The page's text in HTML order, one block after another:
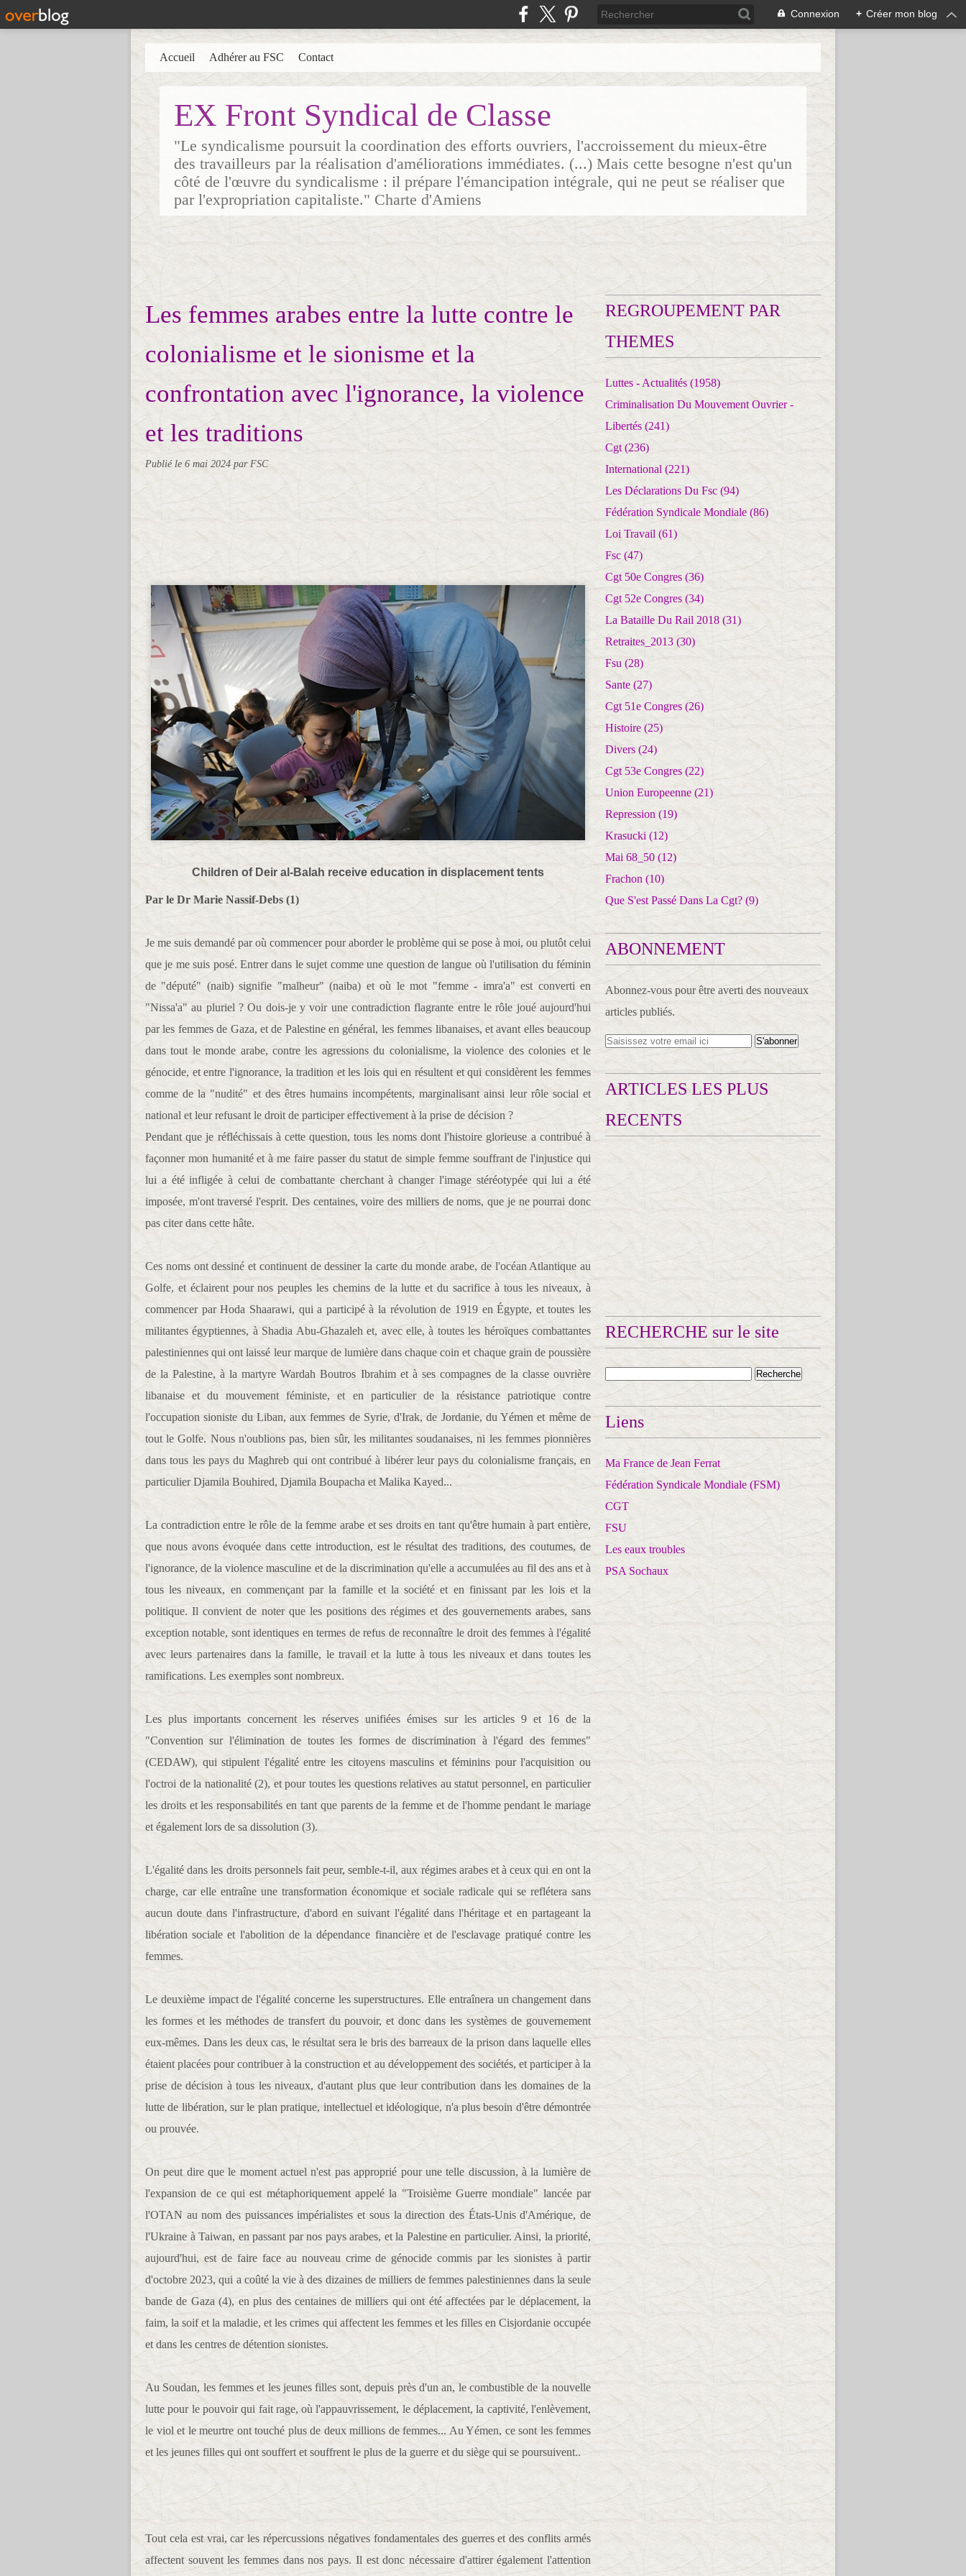
Connexion + Créer mon blog
EX Front Syndical de Classe
"Le syndicalisme poursuit la coordination des efforts ouvriers, l'accroissement du mieux-être
des travailleurs par la réalisation d'améliorations immédiates. (...) Mais cette besogne n'est qu'un
côté de l'œuvre du syndicalisme : il prépare l'émancipation intégrale, qui ne peut se réaliser que
par l'expropriation capitaliste." Charte d'Amiens
Accueil Adhérer au FSC Contact
Les femmes arabes entre la lutte contre le
colonialisme et le sionisme et la
confrontation avec l'ignorance, la violence
et les traditions
Publié le 6 mai 2024 par FSC
Children of Deir al-Balah receive education in displacement tents
Par le Dr Marie Nassif-Debs (1)
Je me suis demandé par où commencer pour aborder le problème qui se pose à moi, ou plutôt celui
que je me suis posé. Entrer dans le sujet comme une question de langue où l'utilisation du féminin
de "député" (naib) signifie "malheur" (naiba) et où le mot "femme - imra'a" est converti en
"Nissa'a" au pluriel ? Ou dois-je y voir une contradiction flagrante entre le rôle joué aujourd'hui
par les femmes de Gaza, et de Palestine en général, les femmes libanaises, et avant elles beaucoup
dans tout le monde arabe, contre les agressions du colonialisme, la violence des colonies et le
génocide, et entre l'ignorance, la tradition et les lois qui en résultent et qui considèrent les femmes
comme de la "nudité" et des êtres humains incompétents, marginalisant ainsi leur rôle social et
national et leur refusant le droit de participer effectivement à la prise de décision ?
Pendant que je réfléchissais à cette question, tous les noms dont l'histoire glorieuse a contribué à
façonner mon humanité et à me faire passer du statut de simple femme souffrant de l'injustice qui
lui a été infligée à celui de combattante cherchant à changer l'image stéréotypée qui lui a été
imposée, m'ont traversé l'esprit. Des centaines, voire des milliers de noms, que je ne pourrai donc
pas citer dans cette hâte.
Ces noms ont dessiné et continuent de dessiner la carte du monde arabe, de l'océan Atlantique au
Golfe, et éclairent pour nos peuples les chemins de la lutte et du sacrifice à tous les niveaux, à
commencer par Hoda Shaarawi, qui a participé à la révolution de 1919 en Égypte, et toutes les
militantes égyptiennes, à Shadia Abu-Ghazaleh et, avec elle, à toutes les héroïques combattantes
palestiniennes qui ont laissé leur marque de lumière dans chaque coin et chaque grain de poussière
de la Palestine, à la martyre Wardah Boutros Ibrahim et à ses compagnes de la classe ouvrière
libanaise et du mouvement féministe, et en particulier de la résistance patriotique contre
l'occupation sioniste du Liban, aux femmes de Syrie, d'Irak, de Jordanie, du Yémen et même de
tout le Golfe. Nous n'oublions pas, bien sûr, les militantes soudanaises, ni les femmes pionnières
dans tous les pays du Maghreb qui ont contribué à libérer leur pays du colonialisme français, en
particulier Djamila Bouhired, Djamila Boupacha et Malika Kayed...
La contradiction entre le rôle de la femme arabe et ses droits en tant qu'être humain à part entière,
que nous avons évoquée dans cette introduction, est le résultat des traditions, des coutumes, de
l'ignorance, de la violence masculine et de la discrimination qu'elle a accumulées au fil des ans et à
tous les niveaux, en commençant par la famille et la société et en finissant par les lois et la
politique. Il convient de noter que les positions des régimes et des gouvernements arabes, sans
exception notable, sont identiques en termes de refus de reconnaître le droit des femmes à l'égalité
avec leurs partenaires dans la famille, le travail et la lutte à tous les niveaux et dans toutes les
ramifications. Les exemples sont nombreux.
Les plus importants concernent les réserves unifiées émises sur les articles 9 et 16 de la
"Convention sur l'élimination de toutes les formes de discrimination à l'égard des femmes"
(CEDAW), qui stipulent l'égalité entre les citoyens masculins et féminins pour l'acquisition ou
l'octroi de la nationalité (2), et pour toutes les questions relatives au statut personnel, en particulier
les droits et les responsabilités en tant que parents de la femme et de l'homme pendant le mariage
et également lors de sa dissolution (3).
L'égalité dans les droits personnels fait peur, semble-t-il, aux régimes arabes et à ceux qui en ont la
charge, car elle entraîne une transformation économique et sociale radicale qui se reflétera sans
aucun doute dans l'infrastructure, d'abord en suivant l'égalité dans l'héritage et en partageant la
libération sociale et l'abolition de la dépendance financière et de l'esclavage pratiqué contre les
femmes.
Le deuxième impact de l'égalité concerne les superstructures. Elle entraînera un changement dans
les formes et les méthodes de transfert du pouvoir, et donc dans les systèmes de gouvernement
eux-mêmes. Dans les deux cas, le résultat sera le bris des barreaux de la prison dans laquelle elles
étaient placées pour contribuer à la construction et au développement des sociétés, et participer à la
prise de décision à tous les niveaux, d'autant plus que leur contribution dans les domaines de la
lutte de libération, sur le plan pratique, intellectuel et idéologique, n'a plus besoin d'être démontrée
ou prouvée.
On peut dire que le moment actuel n'est pas approprié pour une telle discussion, à la lumière de
l'expansion de ce qui est métaphoriquement appelé la "Troisième Guerre mondiale" lancée par
l'OTAN au nom des puissances impérialistes et sous la direction des États-Unis d'Amérique, de
l'Ukraine à Taiwan, en passant par nos pays arabes, et la Palestine en particulier. Ainsi, la priorité,
aujourd'hui, est de faire face au nouveau crime de génocide commis par les sionistes à partir
d'octobre 2023, qui a coûté la vie à des dizaines de milliers de femmes palestiniennes dans la seule
bande de Gaza (4), en plus des centaines de milliers qui ont été affectées par le déplacement, la
faim, la soif et la maladie, et les crimes qui affectent les femmes et les filles en Cisjordanie occupée
et dans les centres de détention sionistes.
Au Soudan, les femmes et les jeunes filles sont, depuis près d'un an, le combustible de la nouvelle
lutte pour le pouvoir qui fait rage, où l'appauvrissement, le déplacement, la captivité, l'enlèvement,
le viol et le meurtre ont touché plus de deux millions de femmes... Au Yémen, ce sont les femmes
et les jeunes filles qui ont souffert et souffrent le plus de la guerre et du siège qui se poursuivent..
Tout cela est vrai, car les répercussions négatives fondamentales des guerres et des conflits armés
affectent souvent les femmes dans nos pays. Il est donc nécessaire d'attirer également l'attention
REGROUPEMENT PAR
THEMES
Luttes - Actualités (1958)
Criminalisation Du Mouvement Ouvrier -
Libertés (241)
Cgt (236)
International (221)
Les Déclarations Du Fsc (94)
Fédération Syndicale Mondiale (86)
Loi Travail (61)
Fsc (47)
Cgt 50e Congres (36)
Cgt 52e Congres (34)
La Bataille Du Rail 2018 (31)
Retraites_2013 (30)
Fsu (28)
Sante (27)
Cgt 51e Congres (26)
Histoire (25)
Divers (24)
Cgt 53e Congres (22)
Union Europeenne (21)
Repression (19)
Krasucki (12)
Mai 68_50 (12)
Frachon (10)
Que S'est Passé Dans La Cgt? (9)
ABONNEMENT
Abonnez-vous pour être averti des nouveaux
articles publiés.
ARTICLES LES PLUS
RECENTS
RECHERCHE sur le site
Liens
Ma France de Jean Ferrat
Fédération Syndicale Mondiale (FSM)
CGT
FSU
Les eaux troubles
PSA Sochaux